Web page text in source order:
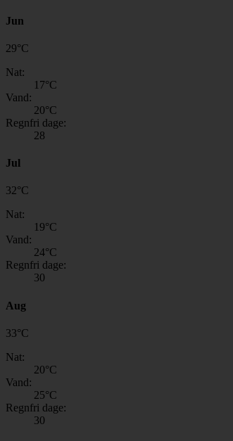
Jun
29°C
Nat:
17°C
Vand:
20°C
Regnfri dage:
28
Jul
32°C
Nat:
19°C
Vand:
24°C
Regnfri dage:
30
Aug
33°C
Nat:
20°C
Vand:
25°C
Regnfri dage:
30